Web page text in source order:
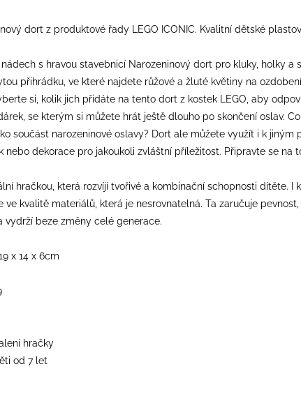
dort z produktové řady LEGO ICONIC. Kvalitní dětské
s hravou stavebnicí Narozeninový dort pro kluky, holky
přihrádku, ve které najdete růžové a žluté květiny na
si, kolik jich přidáte na tento dort z kostek LEGO, aby
se kterým si můžete hrát ještě dlouho po skončení oslav.
součást narozeninové oslavy? Dort ale můžete využít i k
nebo dekorace pro jakoukoli zvláštní příležitost. Připravte se na
hračkou, která rozvíjí tvořivé a kombinační schopnosti dítěte.
ve kvalitě materiálů, která je nesrovnatelná. Ta zaručuje
vydrží beze změny celé generace.
x 14 x 6cm
hračky
od 7 let